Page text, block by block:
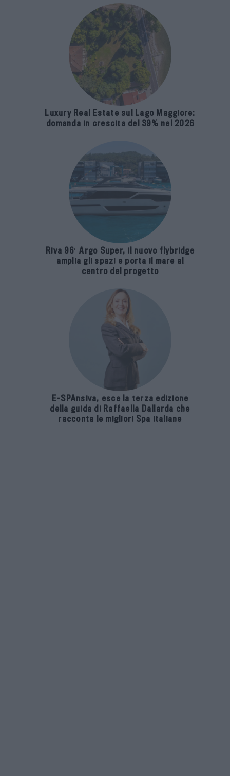
Luxury Real Estate sul Lago Maggiore:
domanda in crescita del 39% nel 2026
Riva 96′ Argo Super, il nuovo flybridge
amplia gli spazi e porta il mare al
centro del progetto
E-SPAnsiva, esce la terza edizione
della guida di Raffaella Dallarda che
racconta le migliori Spa italiane